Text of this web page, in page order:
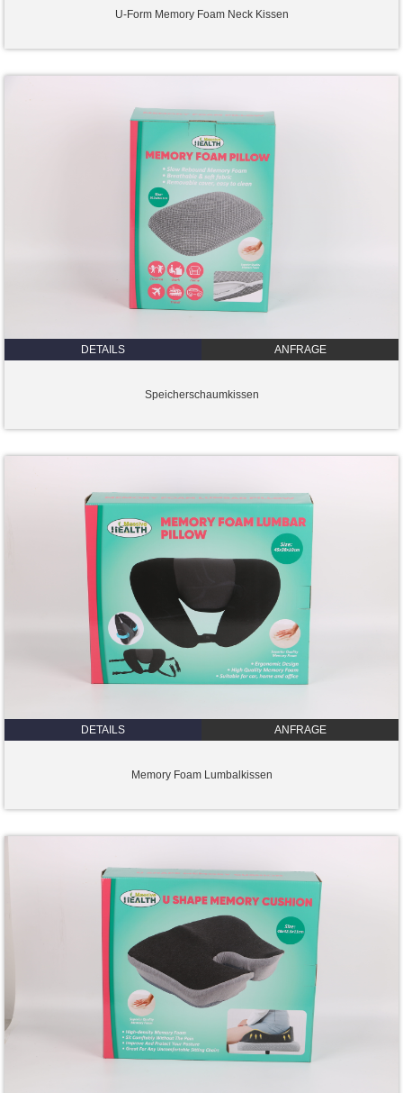
U-Form Memory Foam Neck Kissen
DETAILS ANFRAGE
Speicherschaumkissen
DETAILS ANFRAGE
Memory Foam Lumbalkissen